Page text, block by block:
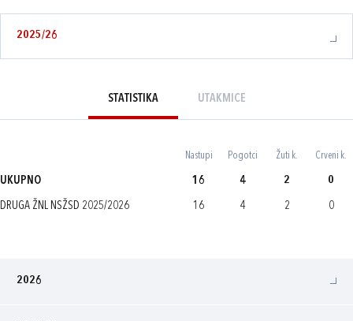
2025/26
STATISTIKA UTAKMICE
Nastupi Pogotci Žuti k. Crveni k.
UKUPNO 16 4 2 0
DRUGA ŽNL NSŽSD 2025/2026 16 4 2 0
2026